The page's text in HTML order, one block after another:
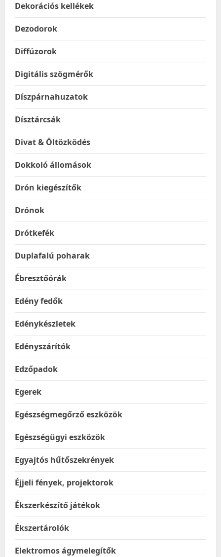
Dekorációs kellékek
Dezodorok
Diffúzorok
Digitális szögmérők
Díszpárnahuzatok
Dísztárcsák
Divat & Öltözködés
Dokkoló állomások
Drón kiegészítők
Drónok
Drótkefék
Duplafalú poharak
Ébresztőórák
Edény fedők
Edénykészletek
Edényszárítók
Edzőpadok
Egerek
Egészségmegőrző eszközök
Egészségügyi eszközök
Egyajtós hűtőszekrények
Éjjeli fények, projektorok
Ékszerkészítő játékok
Ékszertárolók
Elektromos ágymelegítők